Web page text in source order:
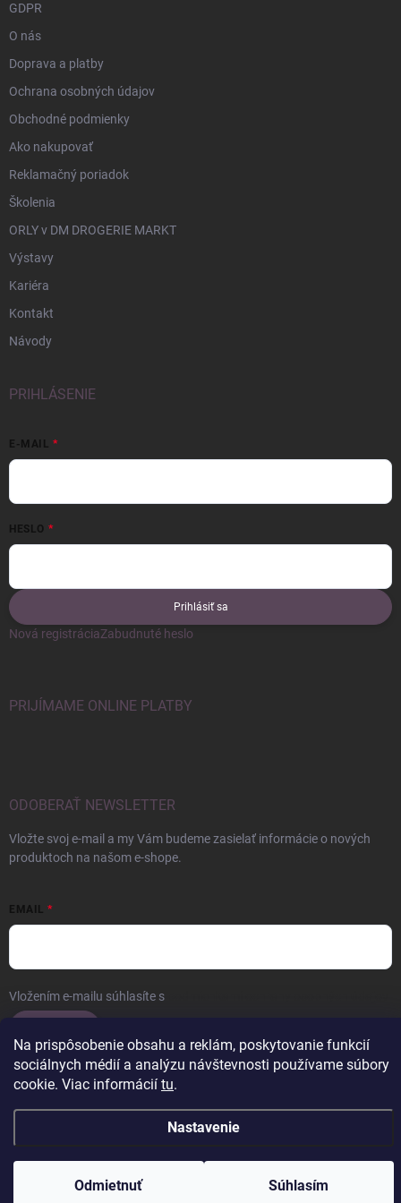
Na prispôsobenie obsahu a reklám, poskytovanie funkcií
sociálnych médií a analýzu návštevnosti používame súbory
cookie. Viac informácií tu.
Nastavenie
Odmietnuť Súhlasím
GDPR
O nás
Doprava a platby
Ochrana osobných údajov
Obchodné podmienky
Ako nakupovať
Reklamačný poriadok
Školenia
ORLY v DM DROGERIE MARKT
Výstavy
Kariéra
Kontakt
Návody
PRIHLÁSENIE
E-MAIL
HESLO
Prihlásiť sa
Nová registráciaZabudnuté heslo
PRIJÍMAME ONLINE PLATBY
ODOBERAŤ NEWSLETTER
Vložte svoj e-mail a my Vám budeme zasielať informácie o nových
produktoch na našom e-shope.
EMAIL
Vložením e-mailu súhlasíte s
Copyright 2026ERROW. Všetky práva vyhradené.Upraviť nastavenie
cookies